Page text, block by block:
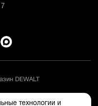
технологии и
DEWALT